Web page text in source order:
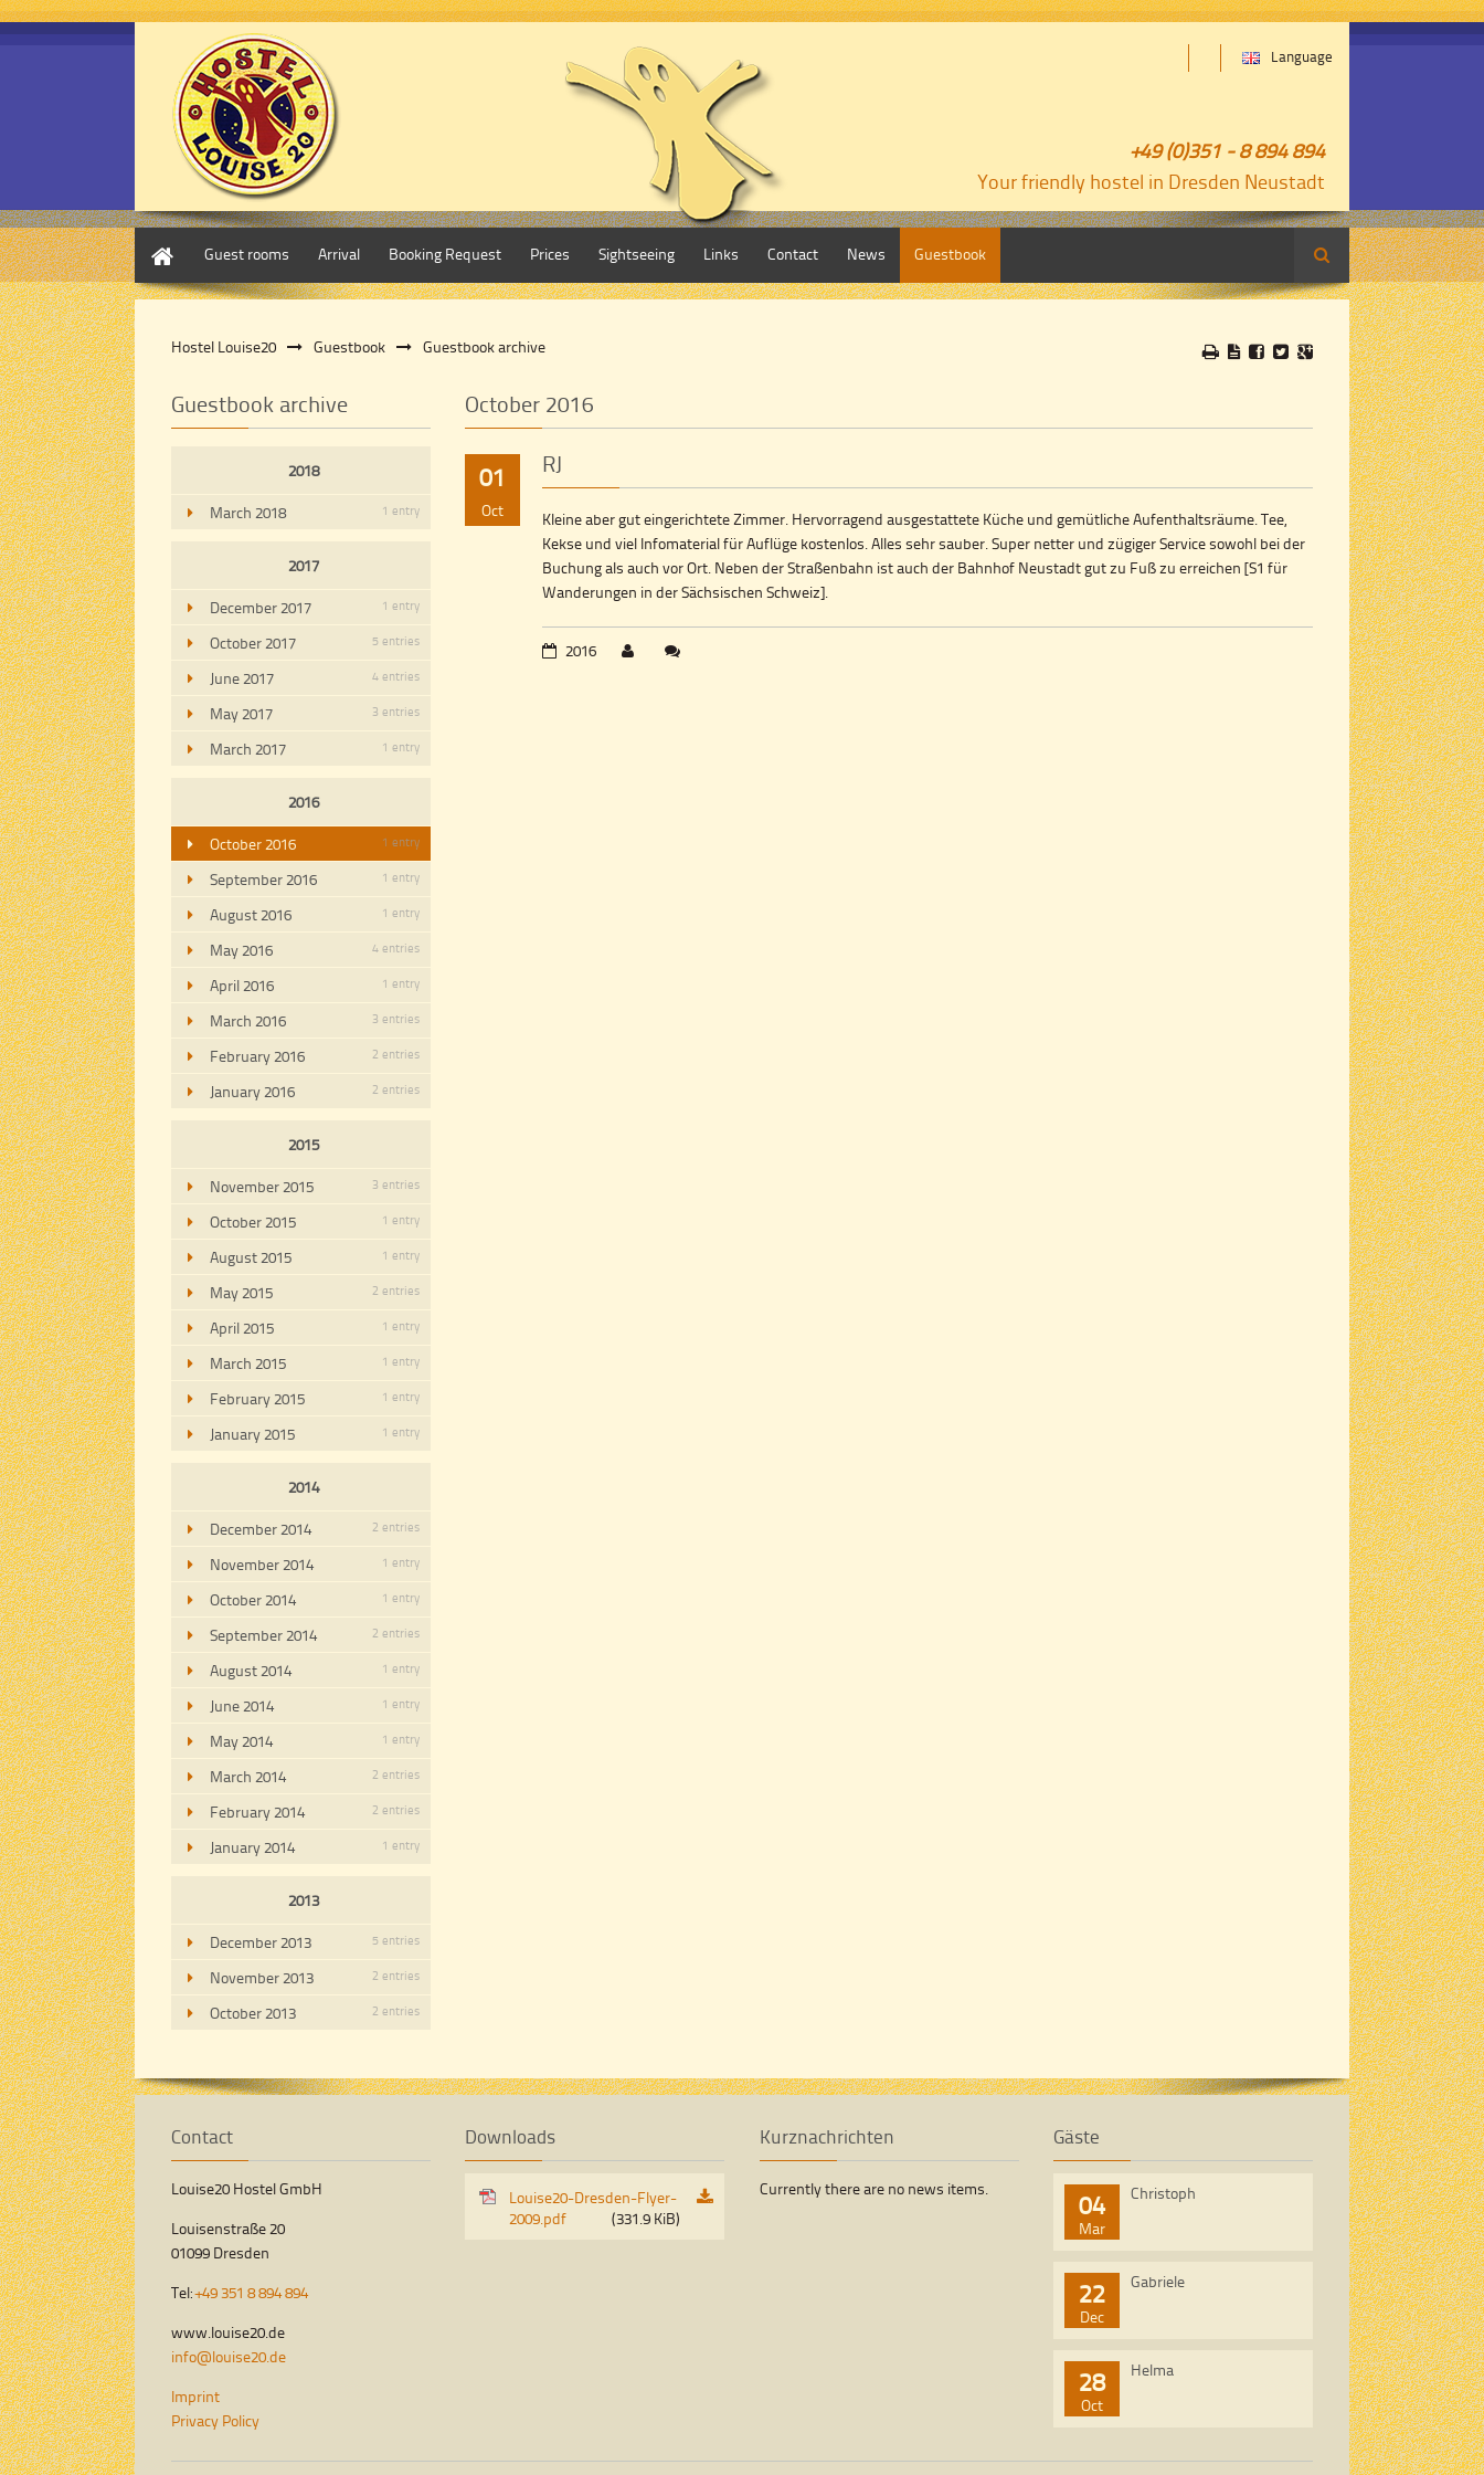
Language
+49 (0)351 - 8 894 894
Your friendly hostel in Dresden Neustadt
Guest rooms Arrival Booking Request Prices Sightseeing Links Contact News Guestbook Search
Hostel Louise20 Guestbook Guestbook archive
October 2016
01
Oct
RJ
Kleine aber gut eingerichtete Zimmer. Hervorragend ausgestattete Küche und gemütliche Aufenthaltsräume. Tee,
Kekse und viel Infomaterial für Auflüge kostenlos. Alles sehr sauber. Super netter und zügiger Service sowohl bei der
Buchung als auch vor Ort. Neben der Straßenbahn ist auch der Bahnhof Neustadt gut zu Fuß zu erreichen [S1 für
Wanderungen in der Sächsischen Schweiz].
2016
Guestbook archive
2018
March 2018
1 entry
2017
December 2017
1 entry
October 2017 5 entries
June 2017 4 entries
May 2017 3 entries
March 2017 1 entry
2016
October 2016
1 entry
September 2016 1 entry
August 2016 1 entry
May 2016 4 entries
April 2016 1 entry
March 2016 3 entries
February 2016 2 entries
January 2016 2 entries
2015
November 2015
3 entries
October 2015 1 entry
August 2015 1 entry
May 2015 2 entries
April 2015 1 entry
March 2015 1 entry
February 2015 1 entry
January 2015 1 entry
2014
December 2014
2 entries
November 2014 1 entry
October 2014 1 entry
September 2014 2 entries
August 2014 1 entry
June 2014 1 entry
May 2014 1 entry
March 2014 2 entries
February 2014 2 entries
January 2014 1 entry
2013
December 2013
5 entries
November 2013 2 entries
October 2013 2 entries
Contact
Louise20 Hostel GmbH
Louisenstraße 20
01099 Dresden
Tel:+49 351 8 894 894
www.louise20.de
info@louise20.de
Imprint
Privacy Policy
Downloads
Louise20-Dresden-Flyer-
2009.pdf
(331.9 KiB)
Kurznachrichten
Currently there are no news items.
Gäste
04
Mar
Christoph
22
Dec
Gabriele
28
Oct
Helma